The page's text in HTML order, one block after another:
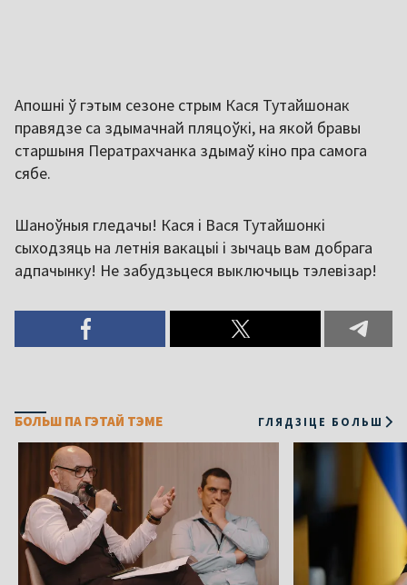
Апошні ў гэтым сезоне стрым Кася Тутайшонак
правядзе са здымачнай пляцоўкі, на якой бравы
старшыня Ператрахчанка здымаў кіно пра самога
сябе.
Шаноўныя гледачы! Кася і Вася Тутайшонкі
сыходзяць на летнія вакацыі і зычаць вам добрага
адпачынку! Не забудзьцеся выключыць тэлевізар!
БОЛЬШ ПА ГЭТАЙ ТЭМЕ ГЛЯДЗІЦЕ БОЛЬШ